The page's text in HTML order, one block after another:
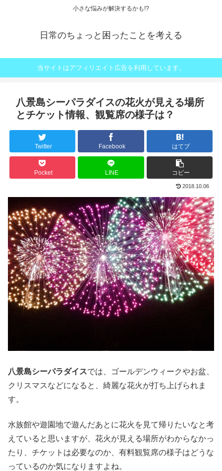
小さな悩みが解決するかも!?
日常のちょっと困ったことを考える
当サイトはアフィリエイト広告を利用しています。
八景島シーパラダイスの花火が見える場所
とチケット情報、観覧席の様子は？
Twitter Facebook はてブ
Pocket LINE コピー
2018.10.06
八景島シーパラダイスでは、ゴールデンウィークやお盆、
クリスマスなどになると、綺麗な花火が打ち上げられま
す。
水族館や遊園地で遊んだあとに花火を見て帰りたいなと考
えていると思いますが、花火が見える場所がわからなかっ
たり、チケットは必要なのか、有料観覧席の様子はどうな
っているのか気になりますよね。